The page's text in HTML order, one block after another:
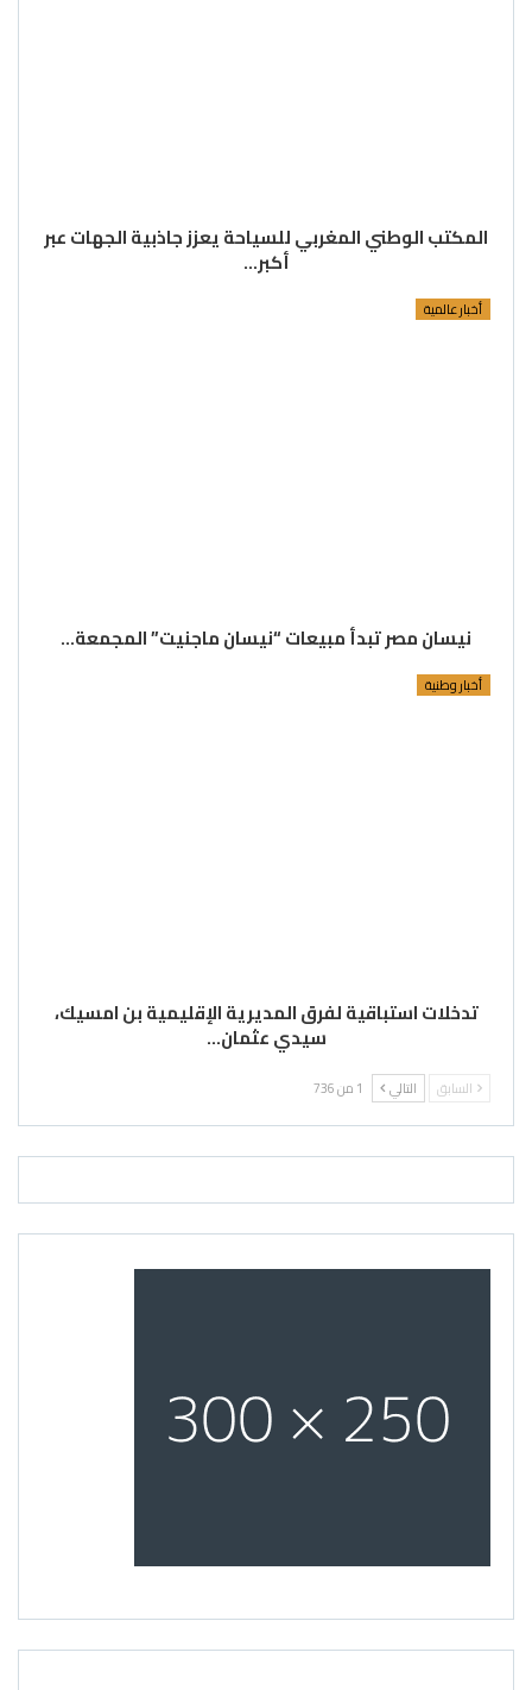
المكتب الوطني المغربي للسياحة يعزز جاذبية الجهات عبر
أكبر…
أخبار عالمية
نيسان مصر تبدأ مبيعات “نيسان ماجنيت” المجمعة…
أخبار وطنية
تدخلات استباقية لفرق المديرية الإقليمية بن امسيك،
سيدي عثمان…
السابق التالي 1 من 736